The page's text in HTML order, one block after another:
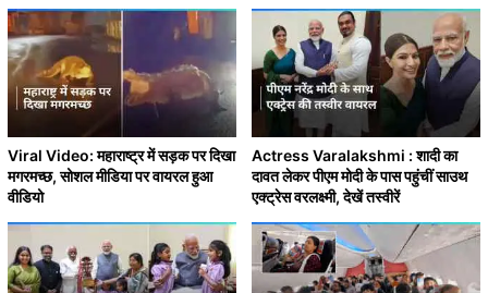
Viral Video: महाराष्ट्र में सड़क पर दिखा
मगरमच्छ, सोशल मीडिया पर वायरल हुआ
वीडियो
Actress Varalakshmi : शादी का
दावत लेकर पीएम मोदी के पास पहुंचीं साउथ
एक्ट्रेस वरलक्ष्मी, देखें तस्वीरें